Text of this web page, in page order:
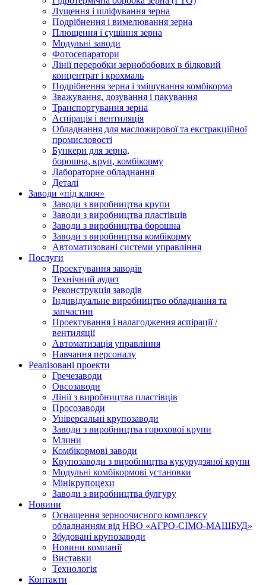
Лущення і шліфування зерна
Подрібнення і вимелювання зерна
Плющення і сушіння зерна
Модульні заводи
Фотосепаратори
Лінії переробки зернобобових в білковий
концентрат і крохмаль
Подрібнення зерна і змішування комбікорма
Зважування, дозування і пакування
Транспортування зерна
Аспірація і вентиляція
Обладнання для масложирової та екстракційної
промисловості
Бункери для зерна,
борошна, круп, комбікорму
Лабораторне обладнання
Деталі
Заводи «під ключ»
Заводи з виробництва крупи
Заводи з виробництва пластівців
Заводи з виробництва борошна
Заводи з виробництва комбікорму
Автоматизовані системи управління
Послуги
Проектування заводів
Технічний аудит
Реконструкція заводів
Індивідуальне виробництво обладнання та
запчастин
Проектування і налагодження аспірації /
вентиляції
Автоматизація управління
Навчання персоналу
Реалізовані проекти
Гречезаводи
Овсозаводи
Лінії з виробництва пластівців
Просозаводи
Універсальні крупозаводи
Заводи з виробництва горохової крупи
Млини
Комбікормові заводи
Крупозаводи з виробництва кукурудзяної крупи
Модульні комбікормові установки
Мінікрупоцехи
Заводи з виробництва булгуру
Новини
Оснащення зерноочисного комплексу
обладнанням від НВО «АГРО-СІМО-МАШБУД»
Збудовані крупозаводи
Новини компанії
Виставки
Технологія
Контакти